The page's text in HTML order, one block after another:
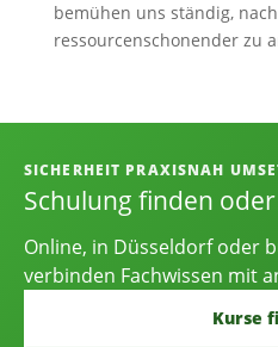
bemühen uns ständig,
ressourcenschonender zu
Informationen,
SICHERHEIT PRAXISNAH
Schulung finden
Online, in Düsseldorf oder
verbinden Fachwissen mit
Kurse